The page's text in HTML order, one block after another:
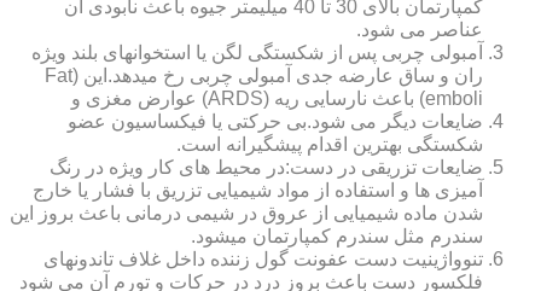
کمپارتمان بالای 30 تا 40 میلیمتر جیوه باعث نابودی آن
عناصر می شود.
آمبولی چربی پس از شکستگی لگن یا استخوانهای بلند ویژه
ران و ساق عارضه جدی آمبولی چربی رخ میدهد.این (Fat
emboli) باعث نارسایی ریه (ARDS) عوارض مغزی و
ضایعات دیگر می شود.بی حرکتی یا فیکساسیون عضو
شکستگی بهترین اقدام پیشگیرانه است.
ضایعات تزریقی در دست:در محیط های کار ویژه در رنگ
آمیزی ها و استفاده از مواد شیمیایی تزریق با فشار یا خارج
شدن ماده شیمیایی از عروق در شیمی درمانی باعث بروز این
سندرم مثل سندرم کمپارتمان میشود.
تنوواژینیت دست عفونت گول زننده داخل غلاف تاندونهای
فلکسور دست باعث بروز درد در حرکات و تورم آن می شود